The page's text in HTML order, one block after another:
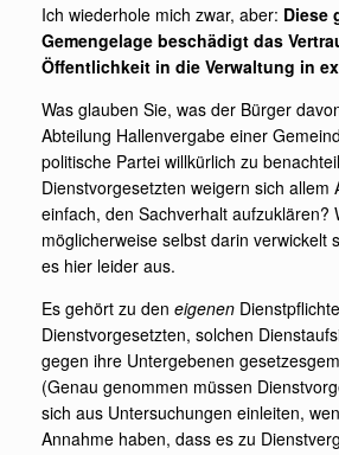
Ich wiederhole mich zwar, aber: Diese
Gemengelage beschädigt das
Öffentlichkeit in die Verwaltung in
Was glauben Sie, was der Bürger
Abteilung Hallenvergabe einer
politische Partei willkürlich zu
Dienstvorgesetzten weigern sich allem
einfach, den Sachverhalt aufzuklären?
möglicherweise selbst darin verwickelt
es hier leider aus.
Es gehört zu den eigenen
Dienstvorgesetzten, solchen
gegen ihre Untergebenen
(Genau genommen müssen
sich aus Untersuchungen einleiten,
Annahme haben, dass es zu